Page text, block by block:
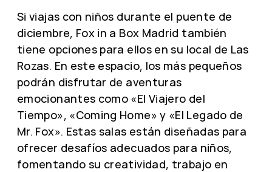
Si viajas con niños durante el puente de
diciembre, Fox in a Box Madrid también
tiene opciones para ellos en su local de Las
Rozas. En este espacio, los más pequeños
podrán disfrutar de aventuras
emocionantes como «El Viajero del
Tiempo», «Coming Home» y «El Legado de
Mr. Fox». Estas salas están diseñadas para
ofrecer desafíos adecuados para niños,
fomentando su creatividad, trabajo en